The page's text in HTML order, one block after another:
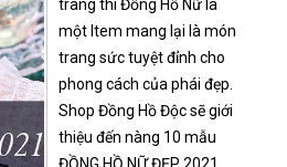
trang thì Đồng Hồ Nữ là
một Item mang lại là món
trang sức tuyệt đỉnh cho
phong cách của phái đẹp.
Shop Đồng Hồ Độc sẽ giới
thiệu đến nàng 10 mẫu